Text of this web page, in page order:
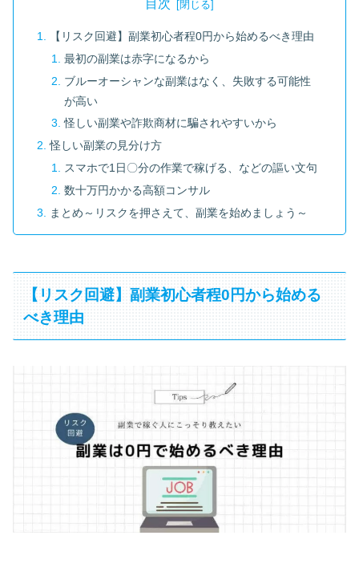
目次
【リスク回避】副業初心者程0円から始めるべき理由
最初の副業は赤字になるから
ブルーオーシャンな副業はなく、失敗する可能性
が高い
怪しい副業や詐欺商材に騙されやすいから
怪しい副業の見分け方
スマホで1日〇分の作業で稼げる、などの謳い文句
数十万円かかる高額コンサル
まとめ～リスクを押さえて、副業を始めましょう～
【リスク回避】副業初心者程0円から始める
べき理由